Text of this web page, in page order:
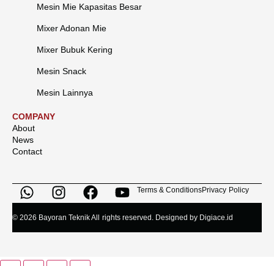
Mesin Mie Kapasitas Besar
Mixer Adonan Mie
Mixer Bubuk Kering
Mesin Snack
Mesin Lainnya
COMPANY
About
News
Contact
Terms & ConditionsPrivacy Policy
© 2026 Bayoran Teknik All rights reserved. Designed by Digiace.id